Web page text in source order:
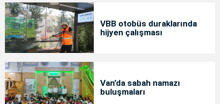
VBB otobüs duraklarında
hijyen çalışması
Van’da sabah namazı
buluşmaları